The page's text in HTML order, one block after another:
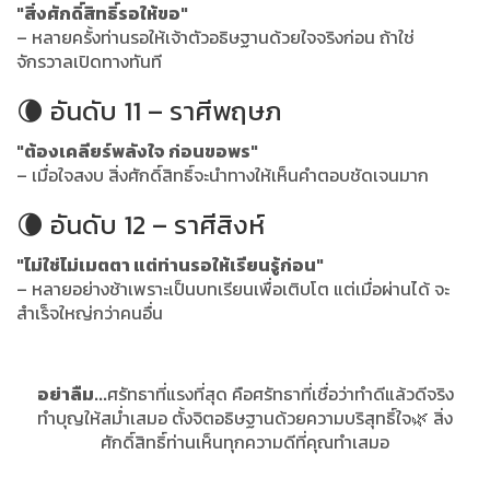
"สิ่งศักดิ์สิทธิ์รอให้ขอ"
– หลายครั้งท่านรอให้เจ้าตัวอธิษฐานด้วยใจจริงก่อน ถ้าใช่
จักรวาลเปิดทางทันที
🌘 อันดับ 11 – ราศีพฤษภ
"ต้องเคลียร์พลังใจ ก่อนขอพร"
– เมื่อใจสงบ สิ่งศักดิ์สิทธิ์จะนำทางให้เห็นคำตอบชัดเจนมาก
🌘 อันดับ 12 – ราศีสิงห์
"ไม่ใช่ไม่เมตตา แต่ท่านรอให้เรียนรู้ก่อน"
– หลายอย่างช้าเพราะเป็นบทเรียนเพื่อเติบโต แต่เมื่อผ่านได้ จะ
สำเร็จใหญ่กว่าคนอื่น
อย่าลืม...ศรัทธาที่แรงที่สุด คือศรัทธาที่เชื่อว่าทำดีแล้วดีจริง
ทำบุญให้สม่ำเสมอ ตั้งจิตอธิษฐานด้วยความบริสุทธิ์ใจ🌿 สิ่ง
ศักดิ์สิทธิ์ท่านเห็นทุกความดีที่คุณทำเสมอ